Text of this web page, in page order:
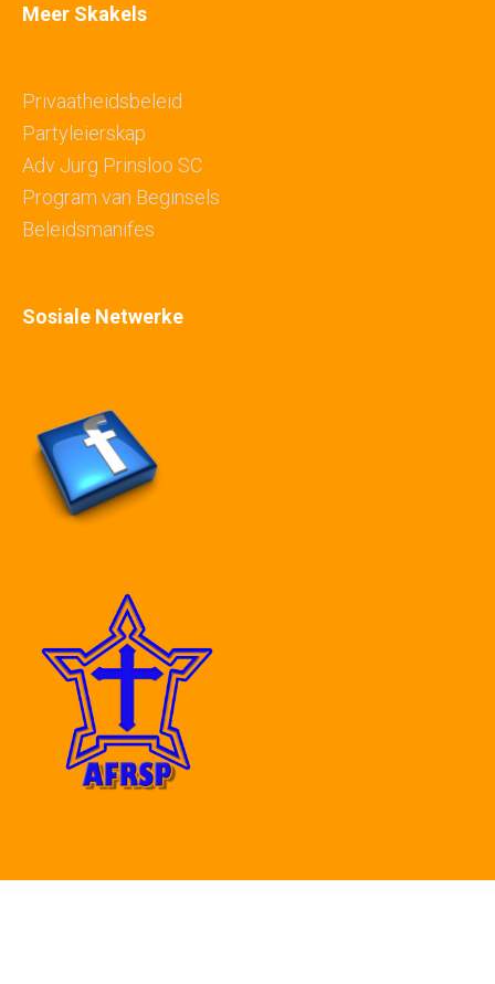
Meer Skakels
Privaatheidsbeleid
Partyleierskap
Adv Jurg Prinsloo SC
Program van Beginsels
Beleidsmanifes
Sosiale Netwerke